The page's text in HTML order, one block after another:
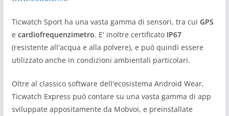
Ticwatch Sport ha una vasta gamma di sensori, tra cui GPS
e cardiofrequenzimetro. E' inoltre certificato IP67
(resistente all'acqua e alla polvere), e può quindi essere
utilizzato anche in condizioni ambientali particolari.
Oltre al classico software dell'ecosistema Android Wear,
Ticwatch Express può contare su una vasta gamma di app
sviluppate appositamente da Mobvoi, e preinstallate